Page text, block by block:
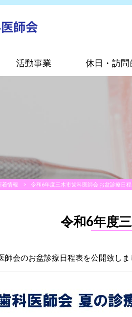
活動事業 休日・訪問
着情報 > 令和6年度三木市歯科医師会 お盆診療日程
令和6年度
会のお盆診療日程表を公開致しま